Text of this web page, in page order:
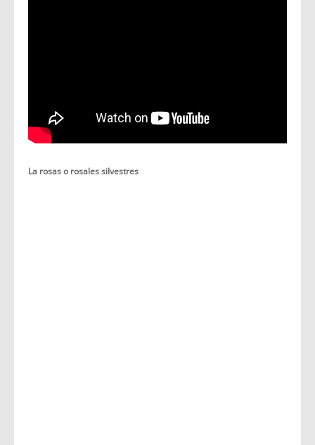
La rosas o rosales silvestres